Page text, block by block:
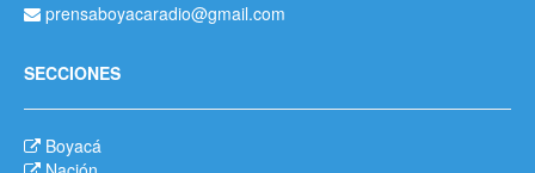
prensaboyacaradio@gmail.com
SECCIONES
Boyacá